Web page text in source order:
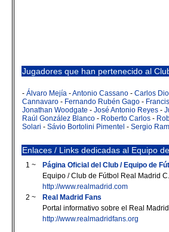
Jugadores que han pertenecido al
- Álvaro Mejía -Antonio Cassano - Carlos
Cannavaro - Fernando Rubén Gago -
Jonathan Woodgate - José Antonio Reyes -
Raúl González Blanco - Roberto Carlos -
Solari - Sávio Bortolini Pimentel - Sergio
Enlaces / Links dedicadas al Equipo
1 ~
Página Oficial del Club / Equipo de
Equipo / Club de Fútbol Real Madrid
http://www.realmadrid.com
2 ~
Real Madrid Fans
Portal informativo sobre el Real
http://www.realmadridfans.org